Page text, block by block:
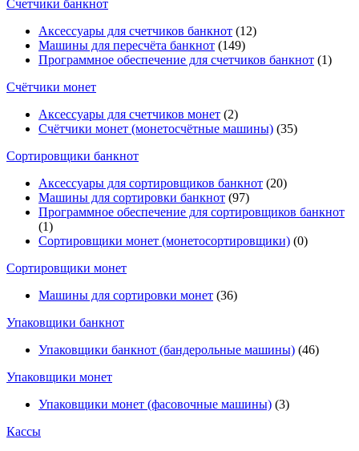
Счетчики банкнот
Аксессуары для счетчиков банкнот (12)
Машины для пересчёта банкнот (149)
Программное обеспечение для счетчиков банкнот (1)
Счётчики монет
Аксессуары для счетчиков монет (2)
Счётчики монет (монетосчётные машины) (35)
Cортировщики банкнот
Аксессуары для сортировщиков банкнот (20)
Машины для сортировки банкнот (97)
Программное обеспечение для сортировщиков банкнот
(1)
Сортировщики монет (монетосортировщики) (0)
Сортировщики монет
Машины для сортировки монет (36)
Упаковщики банкнот
Упаковщики банкнот (бандерольные машины) (46)
Упаковщики монет
Упаковщики монет (фасовочные машины) (3)
Кассы